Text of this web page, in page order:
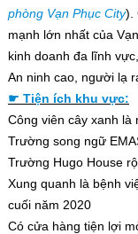
phòng Vạn Phục City).
mạnh lớn nhất của
kinh doanh đa lĩnh
An ninh cao, người lạ
☛ Tiện ích khu vực:
Công viên cây xanh là
Trường song ngữ
Trường Hugo House
Xung quanh là bệnh
cuối năm 2020
Có cửa hàng tiện lợi